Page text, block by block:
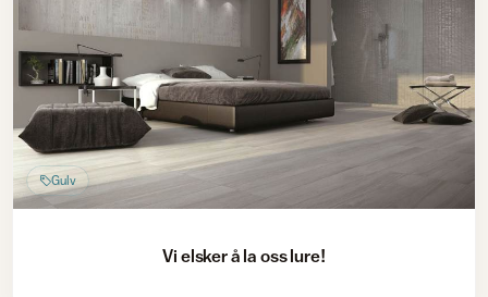
Gulv
Vi elsker å la oss lure!